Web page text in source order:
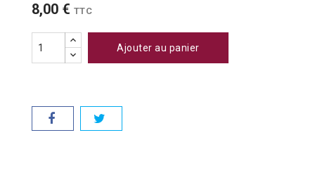
8,00 € TTC
Ajouter au panier